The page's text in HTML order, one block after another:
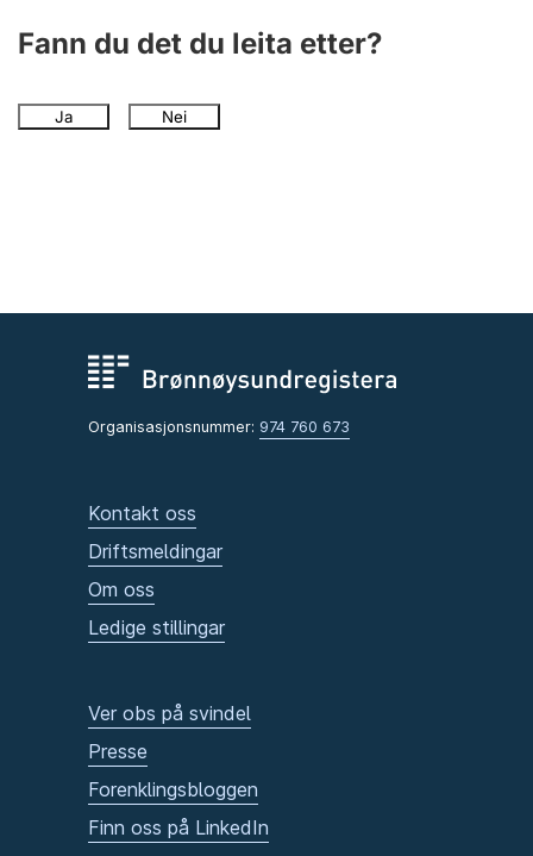
Fann du det du leita etter?
Ja Nei
Organisasjonsnummer: 974 760 673
Kontakt oss
Driftsmeldingar
Om oss
Ledige stillingar
Ver obs på svindel
Presse
Forenklingsbloggen
Finn oss på LinkedIn